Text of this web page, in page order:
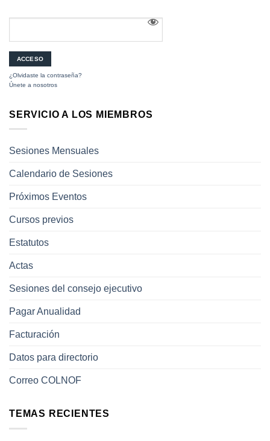
¿Olvidaste la contraseña?
Únete a nosotros
SERVICIO A LOS MIEMBROS
Sesiones Mensuales
Calendario de Sesiones
Próximos Eventos
Cursos previos
Estatutos
Actas
Sesiones del consejo ejecutivo
Pagar Anualidad
Facturación
Datos para directorio
Correo COLNOF
TEMAS RECIENTES